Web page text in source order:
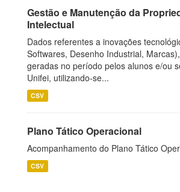
Gestão e Manutenção da
Intelectual
Dados referentes a inovações
Softwares, Desenho Industrial,
geradas no período pelos alunos e/ou
Unifei, utilizando-se...
CSV
Plano Tático Operacional
Acompanhamento do Plano Tático
CSV